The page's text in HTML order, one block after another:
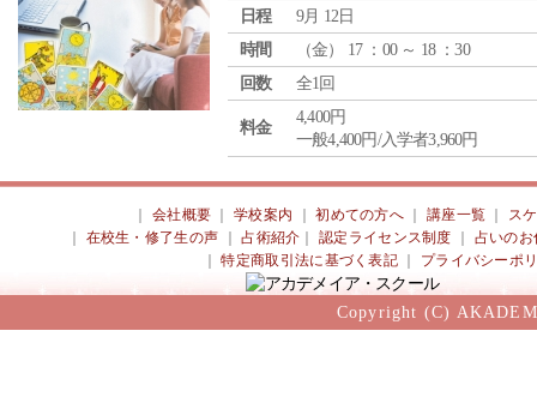
日程
9月 12日
時間
（金） 17 ：00 ～ 18 ：30
回数
全1回
料金
4,400円
一般4,400円/入学者3,960円
会社概要 ｜学校案内 ｜初めての方へ 講座一覧
ス
在校生・修了生の声 ｜占術紹介 ｜認定ライセンス制度
占いのお
｜特定商取引法に基づく表記 プライバシーポ
Copyright (C)